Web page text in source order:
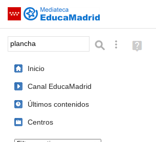
Saltar navegación
Palabra o frase: BúsquedaAyuda
(en
Inicio
Canal EducaMadrid
Últimos contenidos
Centros